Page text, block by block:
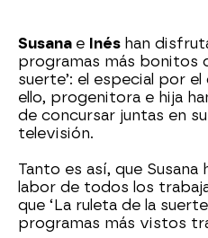
Susana e Inés han
programas más bonitos
suerte’: el especial por
ello, progenitora e hija
de concursar juntas en
televisión.
Tanto es así, que
labor de todos los
que ‘La ruleta de la
programas más vistos